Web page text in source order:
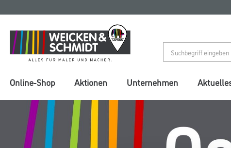
springen
springen
Online-Shop Aktionen Unternehmen